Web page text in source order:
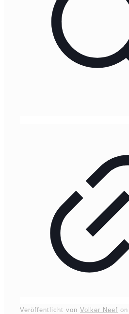
Veröffentlicht von Volker Neef on